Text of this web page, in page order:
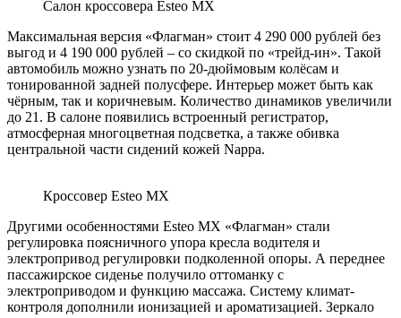
Салон кроссовера Esteo MX
Максимальная версия «Флагман» стоит 4 290 000 рублей без
выгод и 4 190 000 рублей – со скидкой по «трейд-ин». Такой
автомобиль можно узнать по 20-дюймовым колёсам и
тонированной задней полусфере. Интерьер может быть как
чёрным, так и коричневым. Количество динамиков увеличили
до 21. В салоне появились встроенный регистратор,
атмосферная многоцветная подсветка, а также обивка
центральной части сидений кожей Nappa.
Кроссовер Esteo MX
Другими особенностями Esteo MX «Флагман» стали
регулировка поясничного упора кресла водителя и
электропривод регулировки подколенной опоры. А переднее
пассажирское сиденье получило оттоманку с
электроприводом и функцию массажа. Систему климат-
контроля дополнили ионизацией и ароматизацией. Зеркало